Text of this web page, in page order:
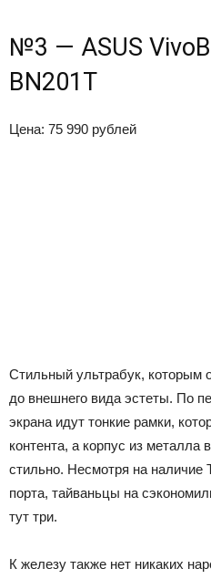
№3 — ASUS
BN201T
Цена: 75 990 рублей
Стильный ультрабук, которым
до внешнего вида эстеты. По
экрана идут тонкие рамки,
контента, а корпус из металла
стильно. Несмотря на наличие
порта, тайваньцы на
тут три.
К железу также нет никаких